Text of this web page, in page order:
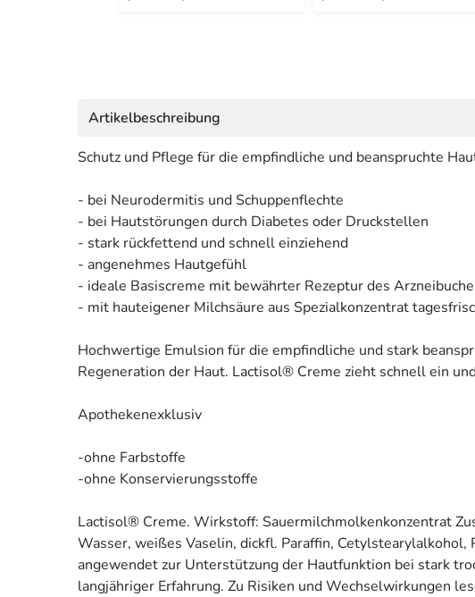
Artikelbeschreibung
Schutz und Pflege für die empfindliche und beanspruchte
- bei Neurodermitis und Schuppenflechte
- bei Hautstörungen durch Diabetes oder Druckstellen
- stark rückfettend und schnell einziehend
- angenehmes Hautgefühl
- ideale Basiscreme mit bewährter Rezeptur des
- mit hauteigener Milchsäure aus Spezialkonzentrat
Hochwertige Emulsion für die empfindliche und stark
Regeneration der Haut. Lactisol® Creme zieht schnell ein
Apothekenexklusiv
-ohne Farbstoffe
-ohne Konservierungsstoffe
Lactisol® Creme. Wirkstoff: Sauermilchmolkenkonzentrat
Wasser, weißes Vaselin, dickfl. Paraffin,
angewendet zur Unterstützung der Hautfunktion bei stark
langjähriger Erfahrung. Zu Risiken und Wechselwirkungen